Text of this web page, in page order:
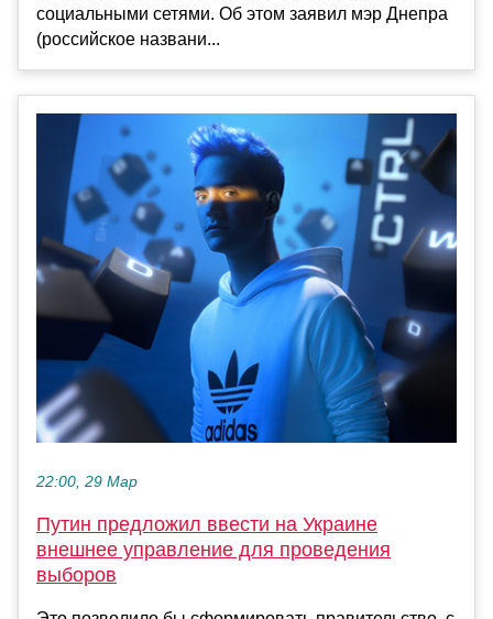
социальными сетями. Об этом заявил мэр Днепра
(российское названи...
22:00, 29 Мар
Путин предложил ввести на Украине
внешнее управление для проведения
выборов